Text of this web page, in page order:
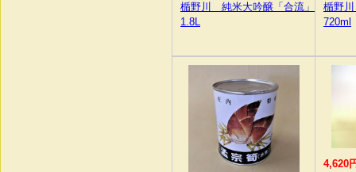
楯野川 純米大吟醸「合流」
1.8L
楯野
720ml
4,620